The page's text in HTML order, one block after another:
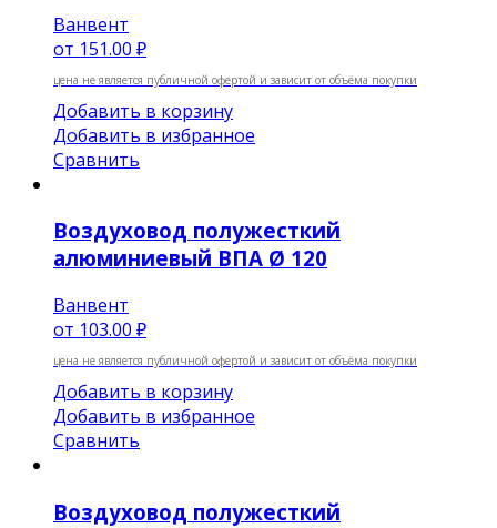
Ванвент
от 151.00 ₽
цена не является публичной офертой и зависит от объёма покупки
Добавить в корзину
Добавить в избранное
Сравнить
Воздуховод полужесткий
алюминиевый ВПА Ø 120
Ванвент
от 103.00 ₽
цена не является публичной офертой и зависит от объёма покупки
Добавить в корзину
Добавить в избранное
Сравнить
Воздуховод полужесткий